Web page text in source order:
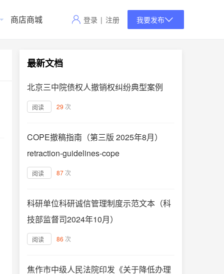
商店商城 登录 | 注册 我要发布
最新文档
北京三中院债权人撤销权纠纷典型案例
阅读 29 次
COPE撤稿指南（第三版 2025年8月）
retraction-guidelines-cope
阅读 87次
科研单位科研诚信管理制度示范文本（科
技部监督司2024年10月）
阅读 86 次
焦作市中级人民法院印发《关于降低办理